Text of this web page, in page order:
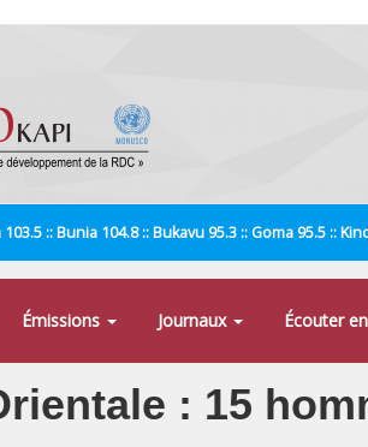
:: Bunia 104.8 :: Bukavu 95.3 :: Goma 95.5 ::
Émissions Journaux Écouter
: 15